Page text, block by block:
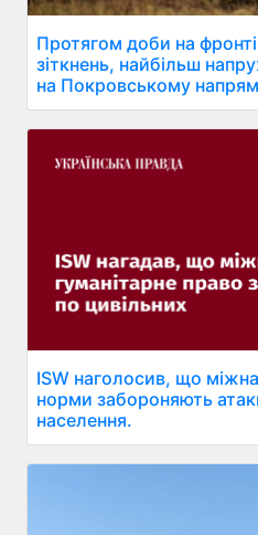
Протягом доби на
зіткнень, найбільш
на Покровському
ISW наголосив, що
норми забороняють
населення.